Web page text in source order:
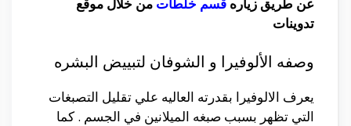
تدوينات
وصفه الألوفيرا و الشوفان لتبييض البشره
يعرف الالوفيرا بقدرته العاليه علي تقليل التصبغات
التي تظهر بسبب صبغه الميلانين في الجسم . كما